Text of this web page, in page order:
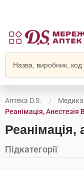
Аптека D.S.
Реанімація, Анестезія
Реанімація,
Підкатегорії